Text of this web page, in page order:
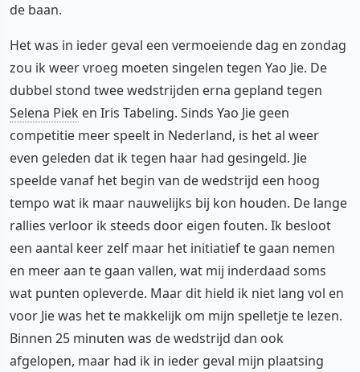
de baan.
Het was in ieder geval een vermoeiende dag en zondag
zou ik weer vroeg moeten singelen tegen Yao Jie. De
dubbel stond twee wedstrijden erna gepland tegen
Selena Piek en Iris Tabeling. Sinds Yao Jie geen
competitie meer speelt in Nederland, is het al weer
even geleden dat ik tegen haar had gesingeld. Jie
speelde vanaf het begin van de wedstrijd een hoog
tempo wat ik maar nauwelijks bij kon houden. De lange
rallies verloor ik steeds door eigen fouten. Ik besloot
een aantal keer zelf maar het initiatief te gaan nemen
en meer aan te gaan vallen, wat mij inderdaad soms
wat punten opleverde. Maar dit hield ik niet lang vol en
voor Jie was het te makkelijk om mijn spelletje te lezen.
Binnen 25 minuten was de wedstrijd dan ook
afgelopen, maar had ik in ieder geval mijn plaatsing